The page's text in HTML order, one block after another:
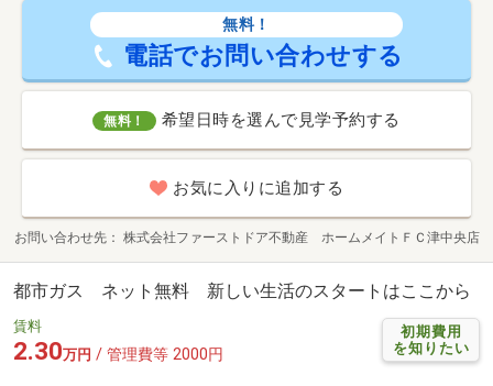
無料！
電話でお問い合わせする
無料！ 希望日時を選んで見学予約する
お気に入りに追加する
お問い合わせ先 株式会社ファーストドア不動産 ホームメイトＦＣ津中央店
都市ガス ネット無料 新しい生活のスタートはここから
初期費用
を知りたい
賃料
2.30万円 / 管理費等 2000円